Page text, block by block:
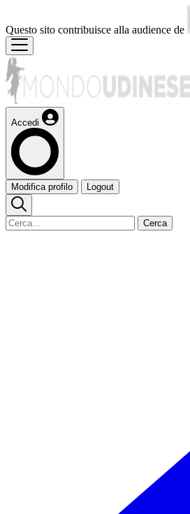
Questo sito contribuisce alla audience de
Accedi
Modifica profilo Logout
Cerca